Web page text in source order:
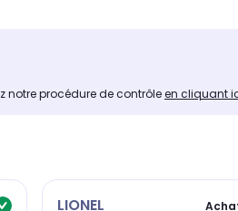
notre procédure de contrôleen cliquant
LIONEL